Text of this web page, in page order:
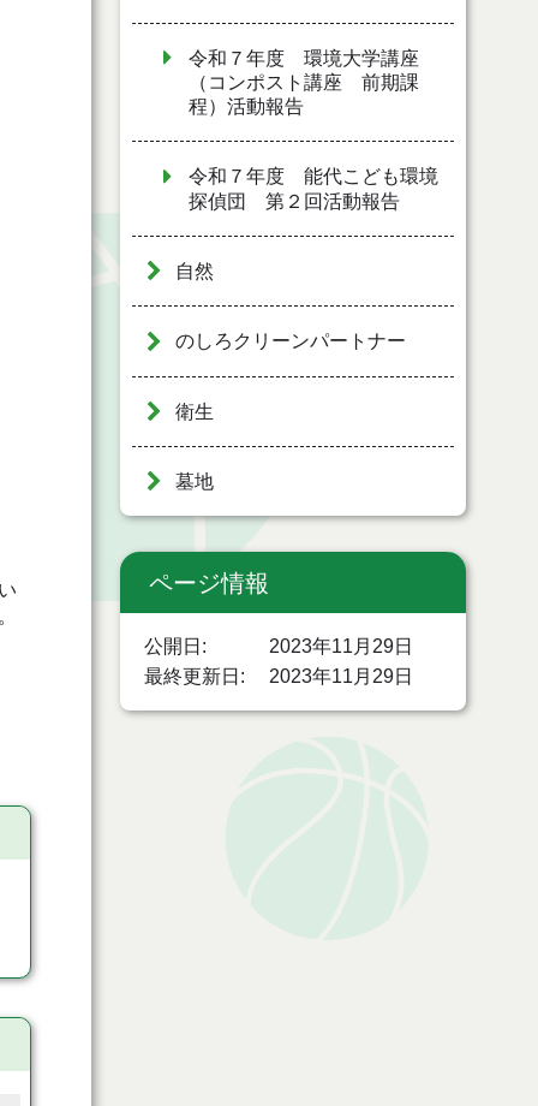
令和７年度 環境大学講座
（コンポスト講座 前期課
程）活動報告
令和７年度 能代こども環境
探偵団 第２回活動報告
自然
のしろクリーンパートナー
衛生
墓地
ページ情報
公開日
2023年11月29日
最終更新日
2023年11月29日